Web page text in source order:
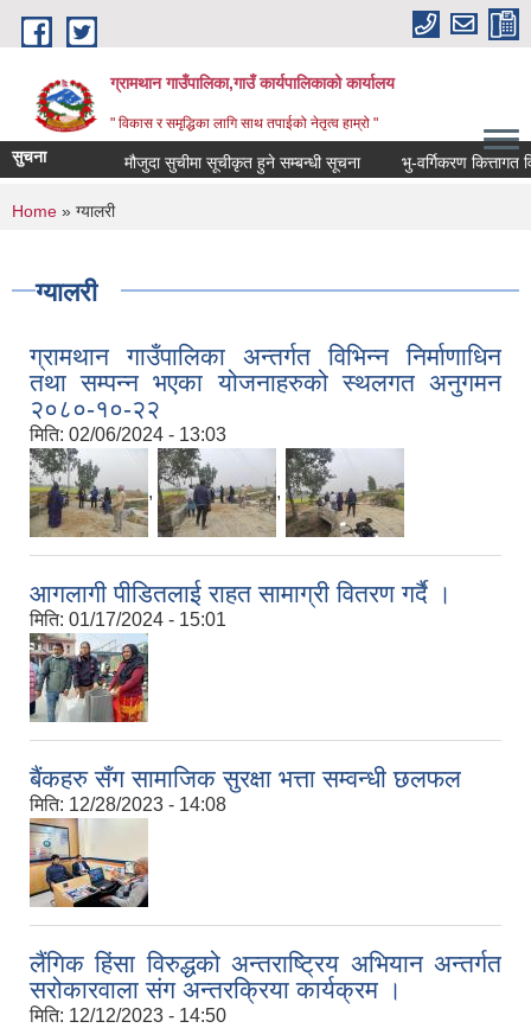
Skip to main content
ग्रामथान गाउँपालिका,गाउँ कार्यपालिकाको कार्यालय
" विकास र समृद्धिका लागि साथ तपाईको नेतृत्व हाम्रो "
सुचना मौजुदा सुचीमा सूचीकृत हुने सम्बन्धी सूचना भु-वर्गिकरण कित्तागत
You are here
Home » ग्यालरी
ग्यालरी
ग्रामथान गाउँपालिका अन्तर्गत विभिन्न निर्माणाधिन
तथा सम्पन्न भएका योजनाहरुको स्थलगत अनुगमन
२०८०-१०-२२
मिति: 02/06/2024 - 13:03
, ,
आगलागी पीडितलाई राहत सामाग्री वितरण गर्दै ।
मिति: 01/17/2024 - 15:01
बैंकहरु सँग सामाजिक सुरक्षा भत्ता सम्वन्धी छलफल
मिति: 12/28/2023 - 14:08
लैंगिक हिंसा विरुद्धको अन्तराष्ट्रिय अभियान अन्तर्गत
सरोकारवाला संग अन्तरक्रिया कार्यक्रम ।
मिति: 12/12/2023 - 14:50